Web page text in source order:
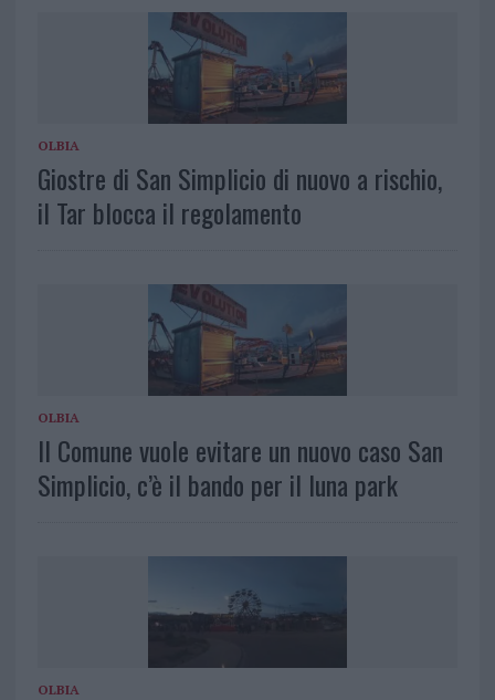
OLBIA
Giostre di San Simplicio di nuovo a rischio,
il Tar blocca il regolamento
OLBIA
Il Comune vuole evitare un nuovo caso San
Simplicio, c’è il bando per il luna park
OLBIA